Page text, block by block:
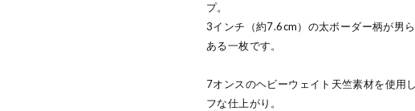
プ。
3インチ（約7.6cm）の太ボーダー柄が男
ある一枚です。
7オンスのヘビーウェイト天竺素材を使用
フな仕上がり。